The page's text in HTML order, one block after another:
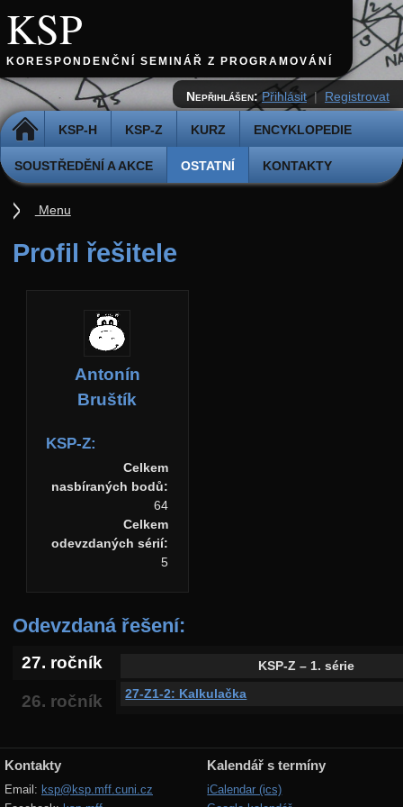
KSP
KORESPONDENČNÍ SEMINÁŘ Z PROGRAMOVÁNÍ
DOMŮ KSP-H KSP-Z KURZ ENCYKLOPEDIE
SOUSTŘEDĚNÍ A AKCE OSTATNÍ KONTAKTY
Nepřihlášen: Přihlásit | Registrovat
Profil řešitele
Antonín
Bruštík
KSP-Z:
Celkem
nasbíraných bodů:
64
Celkem
odevzdaných sérií:
5
Odevzdaná řešení:
27. ročník
26. ročník
KSP-Z – 1. série
27-Z1-2: Kalkulačka
Menu
Kontakty
Email: ksp@ksp.mff.cuni.cz
Kalendář s termíny
iCalendar (ics)